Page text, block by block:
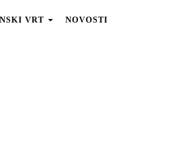
VRT NOVOSTI